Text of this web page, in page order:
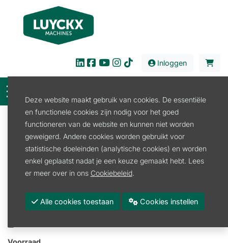
Inloggen
Filter
Verkoop
Beregeningstechniek
Waterdarm
Promoties
Merk
Deze website maakt gebruik van cookies. De essentiële
en functionele cookies zijn nodig voor het goed
functioneren van de website en kunnen niet worden
geweigerd. Andere cookies worden gebruikt voor
statistische doeleinden (analytische cookies) en worden
enkel geplaatst nadat je een keuze gemaakt hebt. Lees
er meer over in ons Cookiebeleid.
Alle cookies toestaan Cookies instellen